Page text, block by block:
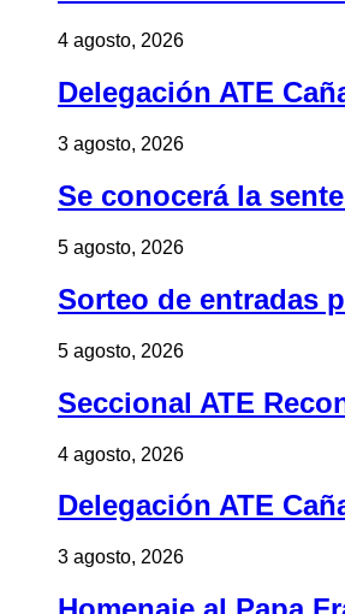
4 agosto, 2026
Delegación ATE
3 agosto, 2026
Se conocerá la
5 agosto, 2026
Sorteo de entradas
5 agosto, 2026
Seccional ATE
4 agosto, 2026
Delegación ATE
3 agosto, 2026